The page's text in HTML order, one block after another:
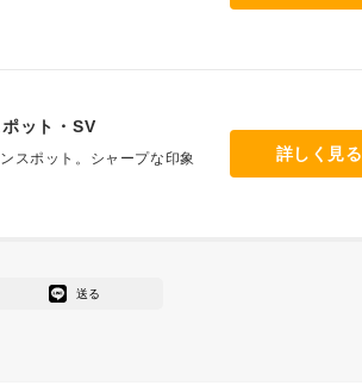
ット・SV
スポット。シャープな印象
詳しく見る
送る